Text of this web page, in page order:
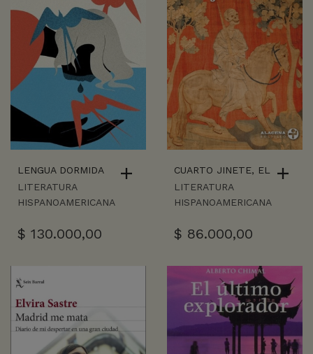
LENGUA DORMIDA
LITERATURA
HISPANOAMERICANA
$ 130.000,00
CUARTO JINETE, EL
LITERATURA
HISPANOAMERICANA
$ 86.000,00